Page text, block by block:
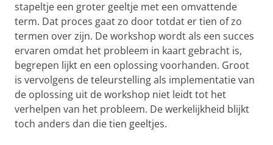
stapeltje een groter geeltje met een omvattende
term. Dat proces gaat zo door totdat er tien of zo
termen over zijn. De workshop wordt als een succes
ervaren omdat het probleem in kaart gebracht is,
begrepen lijkt en een oplossing voorhanden. Groot
is vervolgens de teleurstelling als implementatie van
de oplossing uit de workshop niet leidt tot het
verhelpen van het probleem. De werkelijkheid blijkt
toch anders dan die tien geeltjes.